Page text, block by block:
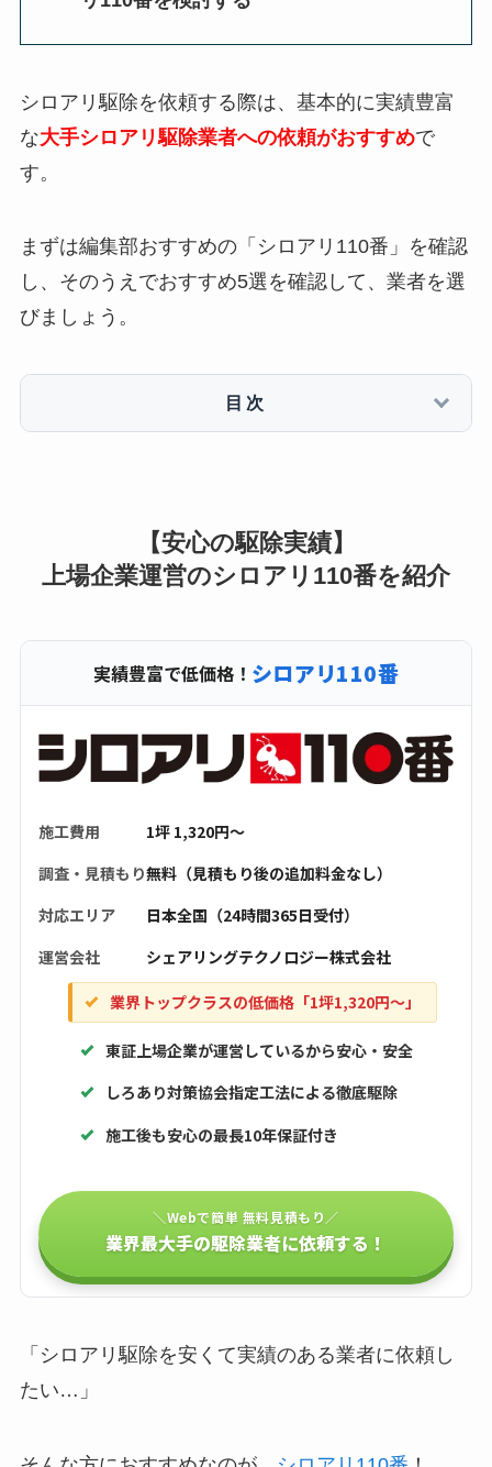
シロアリ駆除を依頼する際は、基本的に実績豊富
な大手シロアリ駆除業者への依頼がおすすめで
す。
まずは編集部おすすめの「シロアリ110番」を確認
し、そのうえでおすすめ5選を確認して、業者を選
びましょう。
目次
【安心の駆除実績】
上場企業運営のシロアリ110番を紹介
実績豊富で低価格！ シロアリ110番
施工費用
1坪 1,320円〜
調査・見積もり無料（見積もり後の追加料金なし）
対応エリア
日本全国（24時間365日受付）
運営会社
シェアリングテクノロジー株式会社
業界トップクラスの低価格「1坪1,320円〜」
東証上場企業が運営しているから安心・安全
しろあり対策協会指定工法による徹底駆除
施工後も安心の最長10年保証付き
＼Webで簡単 無料見積もり／
業界最大手の駆除業者に依頼する！
「シロアリ駆除を安くて実績のある業者に依頼し
たい…」